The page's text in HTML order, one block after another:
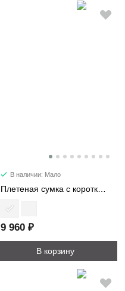
В наличии: Мало
9 960 ₽
В корзину